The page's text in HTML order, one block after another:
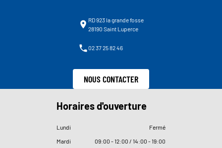
RD 923 la grande fosse
28190 Saint Luperce
02 37 25 82 46
NOUS CONTACTER
Horaires d'ouverture
Lundi
Fermé
Mardi
09:00 - 12:00 / 14:00 - 19:00